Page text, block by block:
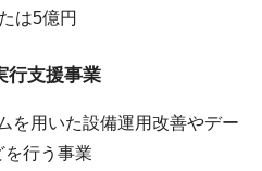
は5億円
行支援事業
を用いた設備運用改善やデー
を行う事業